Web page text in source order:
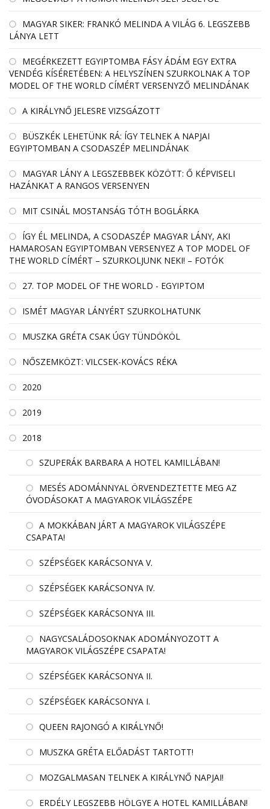
MAGYAR SIKER: FRANKÓ MELINDA A VILÁG 6. LEGSZEBB
LÁNYA LETT
MEGÉRKEZETT EGYIPTOMBA FÁSY ÁDÁM EGY EXTRA
VENDÉG KÍSÉRETÉBEN: A HELYSZÍNEN SZURKOLNAK A TOP
MODEL OF THE WORLD CÍMÉRT VERSENYZŐ MELINDÁNAK
A KIRÁLYNŐ JELESRE VIZSGÁZOTT
BÜSZKÉK LEHETÜNK RÁ: ÍGY TELNEK A NAPJAI
EGYIPTOMBAN A CSODASZÉP MELINDÁNAK
MAGYAR LÁNY A LEGSZEBBEK KÖZÖTT: Ő KÉPVISELI
HAZÁNKAT A RANGOS VERSENYEN
MIT CSINÁL MOSTANSÁG TÓTH BOGLÁRKA
ÍGY ÉL MELINDA, A CSODASZÉP MAGYAR LÁNY, AKI
HAMAROSAN EGYIPTOMBAN VERSENYEZ A TOP MODEL OF
THE WORLD CÍMÉRT – SZURKOLJUNK NEKI! – FOTÓK
27. TOP MODEL OF THE WORLD - EGYIPTOM
ISMÉT MAGYAR LÁNYÉRT SZURKOLHATUNK
MUSZKA GRÉTA CSAK ÚGY TÜNDÖKÖL
NŐSZEMKÖZT: VILCSEK-KOVÁCS RÉKA
2020
2019
2018
SZUPERÁK BARBARA A HOTEL KAMILLÁBAN!
MESÉS ADOMÁNNYAL ÖRVENDEZTETTE MEG AZ
ÓVODÁSOKAT A MAGYAROK VILÁGSZÉPE
A MOKKÁBAN JÁRT A MAGYAROK VILÁGSZÉPE
CSAPATA!
SZÉPSÉGEK KARÁCSONYA V.
SZÉPSÉGEK KARÁCSONYA IV.
SZÉPSÉGEK KARÁCSONYA III.
NAGYCSALÁDOSOKNAK ADOMÁNYOZOTT A
MAGYAROK VILÁGSZÉPE CSAPATA!
SZÉPSÉGEK KARÁCSONYA II.
SZÉPSÉGEK KARÁCSONYA I.
QUEEN RAJONGÓ A KIRÁLYNŐ!
MUSZKA GRÉTA ELŐADÁST TARTOTT!
MOZGALMASAN TELNEK A KIRÁLYNŐ NAPJAI!
ERDÉLY LEGSZEBB HÖLGYE A HOTEL KAMILLÁBAN!